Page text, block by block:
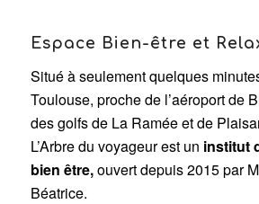
Espace Bien-être et
Situé à seulement quelques
Toulouse, proche de l’aéroport de
des golfs de La Ramée et de
L’Arbre du voyageur est un institut
bien être,ouvert depuis 2015 par
Béatrice.